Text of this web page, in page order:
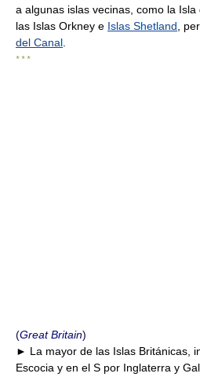
a algunas islas vecinas, como la
las Islas Orkney e Islas Shetland ,
del Canal
* * *
(Great Britain)
► La mayor de las Islas Británicas,
Escocia y en el S por Inglaterra y